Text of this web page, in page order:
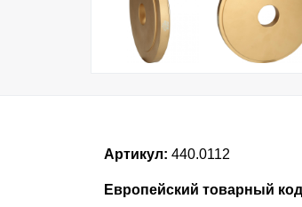
Артикул: 440.0112
Европейский товарный